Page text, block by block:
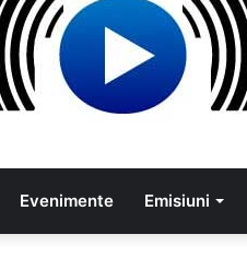
Evenimente Emisiuni